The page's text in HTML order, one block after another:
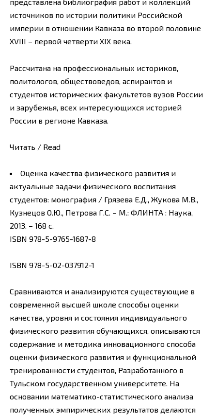
представлена библиография работ и коллекций
источников по истории политики Российской
империи в отношении Кавказа во второй половине
XVIII – первой четверти XIX века.
Рассчитана на профессиональных историков,
политологов, обществоведов, аспирантов и
студентов исторических факультетов вузов России
и зарубежья, всех интересующихся историей
России в регионе Кавказа.
Читать / Read
Оценка качества физического развития и
актуальные задачи физического воспитания
студентов: монография / Грязева Е.Д., Жукова М.В.,
Кузнецов О.Ю., Петрова Г.С. – М.: ФЛИНТА : Наука,
2013. – 168 с.
ISBN 978-5-9765-1687-8
ISBN 978-5-02-037912-1
Сравниваются и анализируются существующие в
современной высшей школе способы оценки
качества, уровня и состояния индивидуального
физического развития обучающихся, описываются
содержание и методика инновационного способа
оценки физического развития и функциональной
тренированности студентов, Разработанного в
Тульском государственном университете. На
основании математико-статистического анализа
полученных эмпирических результатов делаются